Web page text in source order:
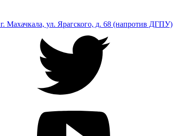
г. Махачкала, ул. Ярагского, д. 68 (напротив ДГПУ)